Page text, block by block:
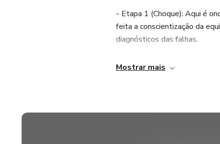
- Etapa 1 (Choque): Aqui é
feita a conscientização da
diagnósticos das falhas.
- Etapa 2 (Tratamento):
- Etapa 3 (Controle): Nessa
Mostrar mais